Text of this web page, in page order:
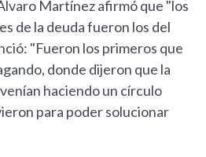
Martínez afirmó que "los
de la deuda fueron los del
"Fueron los primeros que
donde dijeron que la
haciendo un círculo
para poder solucionar